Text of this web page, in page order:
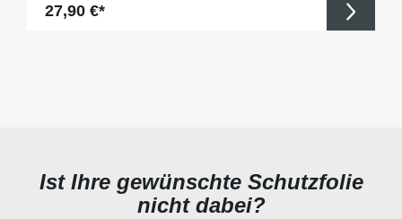
Regulärer Preis:
27,90 €*
Ist Ihre gewünschte Schutzfolie
nicht dabei?